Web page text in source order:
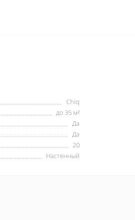
Chiq
до 35 м²
Да
Да
20
Настенный